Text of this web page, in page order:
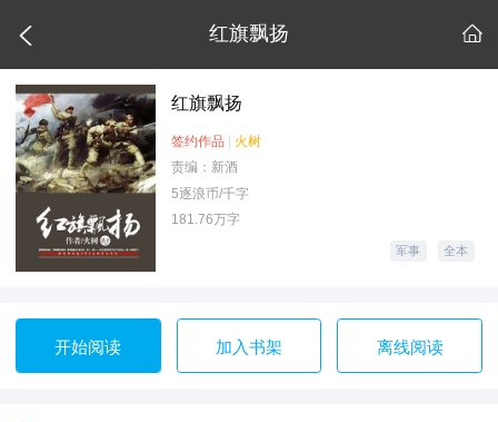
 红旗飘扬 
红旗飘扬
签约作品 | 火树
责编：新酒
5逐浪币/千字
181.76万字
军事 全本
开始阅读 加入书架 离线阅读